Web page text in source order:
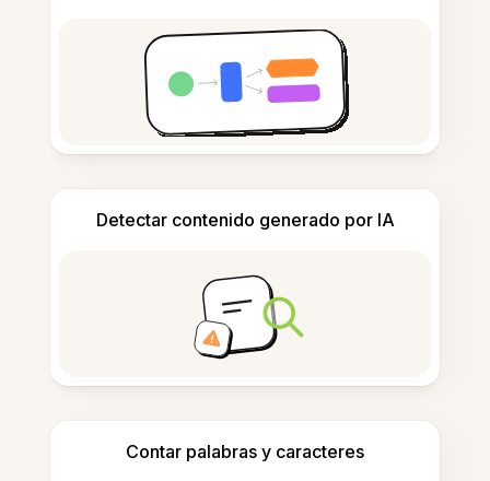
Detectar contenido generado por IA
Contar palabras y caracteres